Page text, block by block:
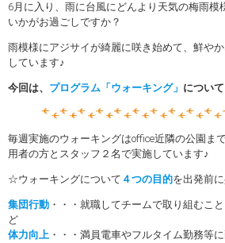
6月に入り、雨に台風にどんより天気の梅雨模
いかがお過ごしですか？
雨模様にアジサイが綺麗に咲き始めて、鮮や
しています♪
今回は、 プログラム「ウォーキング」 につい
毎週実施のウォーキングはoffice近隣の公園ま
用者の方とスタッフ２名で実施しています♪
☆ウォーキングについて ４つの目的を出発前
集団行動 ・・・就職してチームで取り組むこ
ど
体力向上 ・・・満員電車やフルタイム勤務等